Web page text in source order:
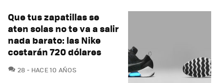
Que tus zapatillas se
aten solas no te va a salir
nada barato: las Nike
costarán 720 dólares
28 COMENTARIOS
HACE 10 AÑOS